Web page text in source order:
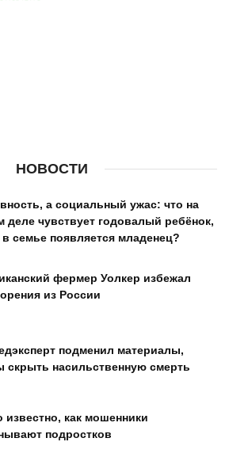
НОВОСТИ
а социальный ужас: что на
деле чувствует годовалый ребёнок,
в семье появляется младенец?
фермер Уолкер избежал
из России
подменил материалы,
скрыть насильственную смерть
известно, как мошенники
подростков